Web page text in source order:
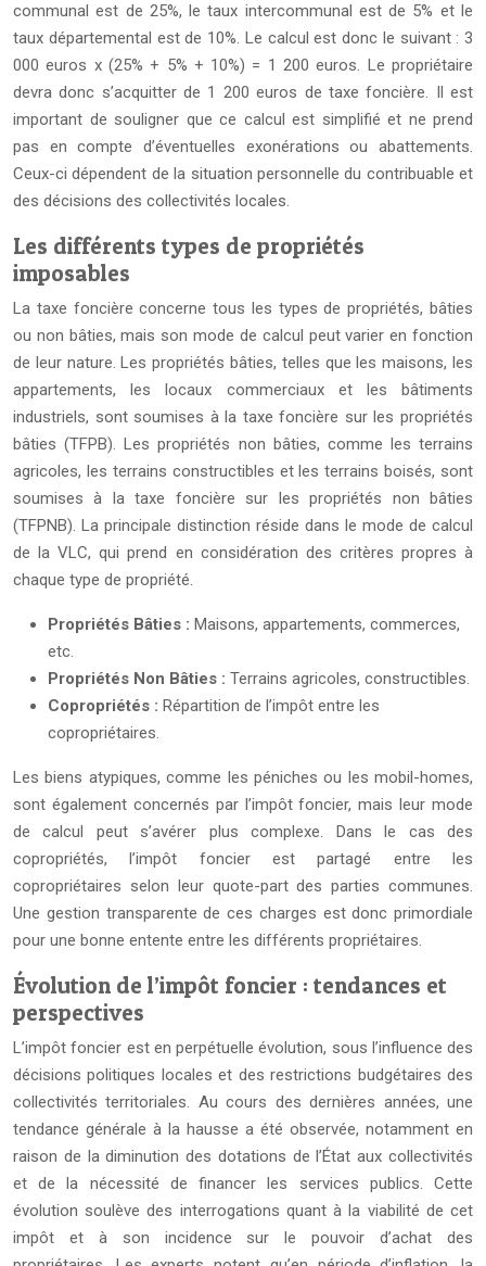
communal est de 25%, le taux intercommunal est de 5% et le
taux départemental est de 10%. Le calcul est donc le suivant : 3
000 euros x (25% + 5% + 10%) = 1 200 euros. Le propriétaire
devra donc s’acquitter de 1 200 euros de taxe foncière. Il est
important de souligner que ce calcul est simplifié et ne prend
pas en compte d’éventuelles exonérations ou abattements.
Ceux-ci dépendent de la situation personnelle du contribuable et
des décisions des collectivités locales.
Les différents types de propriétés
imposables
La taxe foncière concerne tous les types de propriétés, bâties
ou non bâties, mais son mode de calcul peut varier en fonction
de leur nature. Les propriétés bâties, telles que les maisons, les
appartements, les locaux commerciaux et les bâtiments
industriels, sont soumises à la taxe foncière sur les propriétés
bâties (TFPB). Les propriétés non bâties, comme les terrains
agricoles, les terrains constructibles et les terrains boisés, sont
soumises à la taxe foncière sur les propriétés non bâties
(TFPNB). La principale distinction réside dans le mode de calcul
de la VLC, qui prend en considération des critères propres à
chaque type de propriété.
Propriétés Bâties : Maisons, appartements, commerces,
etc.
Propriétés Non Bâties : Terrains agricoles, constructibles.
Copropriétés : Répartition de l’impôt entre les
copropriétaires.
Les biens atypiques, comme les péniches ou les mobil-homes,
sont également concernés par l’impôt foncier, mais leur mode
de calcul peut s’avérer plus complexe. Dans le cas des
copropriétés, l’impôt foncier est partagé entre les
copropriétaires selon leur quote-part des parties communes.
Une gestion transparente de ces charges est donc primordiale
pour une bonne entente entre les différents propriétaires.
Évolution de l’impôt foncier : tendances et
perspectives
L’impôt foncier est en perpétuelle évolution, sous l’influence des
décisions politiques locales et des restrictions budgétaires des
collectivités territoriales. Au cours des dernières années, une
tendance générale à la hausse a été observée, notamment en
raison de la diminution des dotations de l’État aux collectivités
et de la nécessité de financer les services publics. Cette
évolution soulève des interrogations quant à la viabilité de cet
impôt et à son incidence sur le pouvoir d’achat des